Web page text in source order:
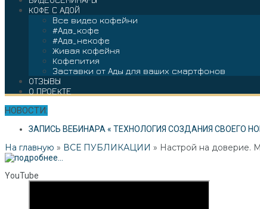
КОФЕ С АДОЙ
Все видео кофейни
#Ада_кофе
#Ада_некофе
Живая кофейня
Кофепития
Заставки от Ады для ваших смартфонов
ОТЗЫВЫ
О ПРОЕКТЕ
НОВОСТИ:
ЗАПИСЬ ВЕБИНАРА « ТЕХНОЛОГИЯ СОЗДАНИЯ СВОЕГО
На главную » ВСЕ ПУБЛИКАЦИИ » Настрой на доверие.
YouTube